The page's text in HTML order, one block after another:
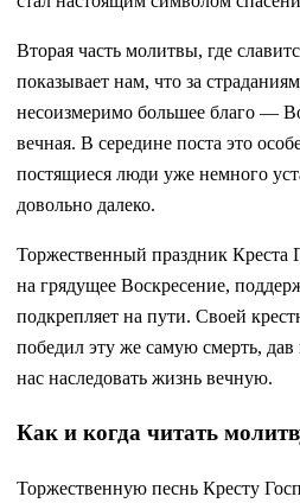
Вторая часть молитвы, где
показывает нам, что за
несоизмеримо большее благо —
вечная. В середине поста это
постящиеся люди уже немного
довольно далеко.
Торжественный праздник Креста
на грядущее Воскресение,
подкрепляет на пути. Своей
победил эту же самую смерть,
нас наследовать жизнь вечную.
Как и когда читать
Торжественную песнь Кресту